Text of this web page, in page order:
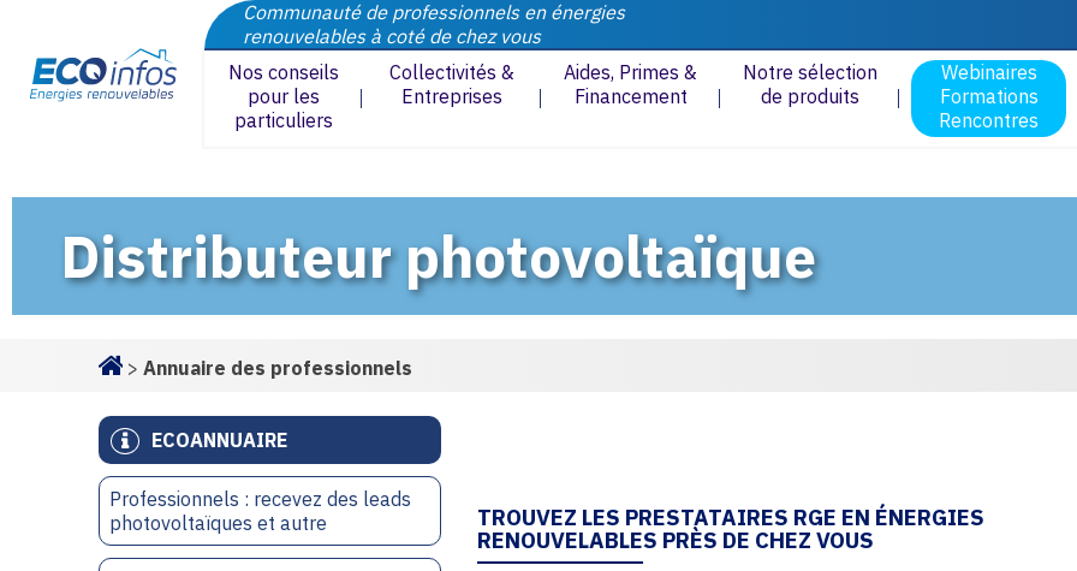
Communauté de professionnels en énergies
renouvelables à coté de chez vous
Nos conseils
pour les
particuliers
Collectivités &
Entreprises
Aides, Primes &
Financement
Notre sélection
de produits
Webinaires
Formations
Rencontres
Distributeur photovoltaïque
> Annuaire des professionnels
ECOANNUAIRE
Professionnels : recevez des leads
photovoltaïques et autre
TROUVEZ LES PRESTATAIRES RGE EN ÉNERGIES
RENOUVELABLES PRÈS DE CHEZ VOUS